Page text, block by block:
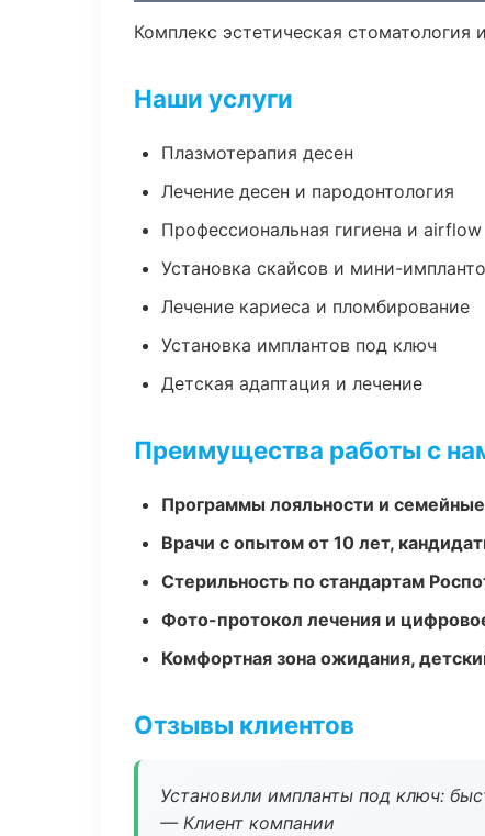
Комплекс эстетическая
Наши услуги
Плазмотерапия десен
Лечение десен и пародонтология
Профессиональная гигиена и airflow
Установка скайсов и мини-
Лечение кариеса и пломбирование
Установка имплантов под ключ
Детская адаптация и лечение
Преимущества работы с
Программы лояльности и
Врачи с опытом от 10 лет,
Стерильность по стандартам
Фото-протокол лечения и
Комфортная зона ожидания,
Отзывы клиентов
Установили импланты под ключ:
— Клиент компании